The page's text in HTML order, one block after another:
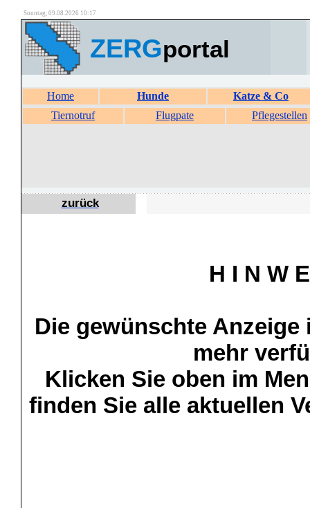
Sonntag, 09.08.2026 10:17
ZERGportal
Home Hunde
Katze & Co
Tiernotruf
Flugpate Pflegestellen
zurück
H I N W
Die gewünschte
mehr
Klicken Sie oben im
finden Sie alle aktuellen